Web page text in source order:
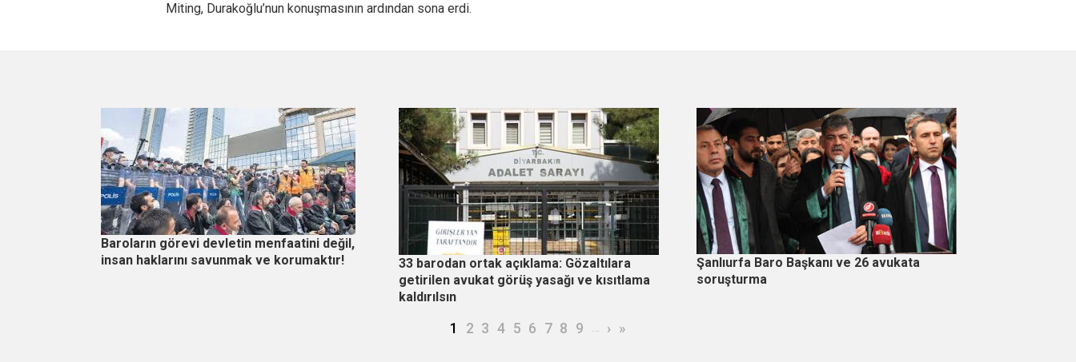
Miting, Durakoğlu’nun konuşmasının ardından sona erdi.
Baroların görevi devletin menfaatini değil,
insan haklarını savunmak ve korumaktır!
33 barodan ortak açıklama: Gözaltılara
getirilen avukat görüş yasağı ve kısıtlama
kaldırılsın
Şanlıurfa Baro Başkanı ve 26 avukata
soruşturma
Şu an kullanılan sayfa
1 Page
2 Page
3 Page
4 Page
5 Page
6 Page
7 Page
8 Page
9 … Sonraki sayfa
› Son sayfa
»